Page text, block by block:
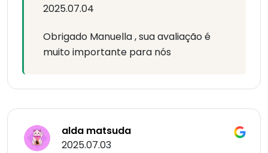
2025.07.04
Obrigado Manuella , sua avaliação é
muito importante para nós
alda matsuda
2025.07.03